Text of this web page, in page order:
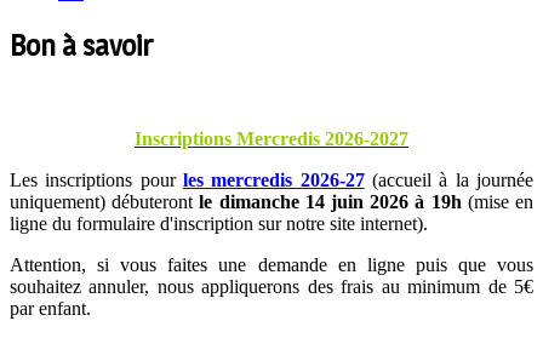
Bon à savoir
Inscriptions Mercredis 2026-2027
Les inscriptions pour les mercredis 2026-27(accueil à la journée
uniquement) débuterontle dimanche 14 juin 2026 à 19h (mise en
ligne du formulaire d'inscription sur notre site internet).
Attention, si vous faites une demande en ligne puis que vous
souhaitez annuler, nous appliquerons des frais au minimum de 5€
par enfant.